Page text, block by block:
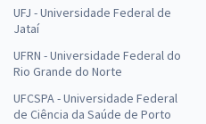
UFJ - Universidade Federal de
Jataí
UFRN - Universidade Federal do
Rio Grande do Norte
UFCSPA - Universidade Federal
de Ciência da Saúde de Porto